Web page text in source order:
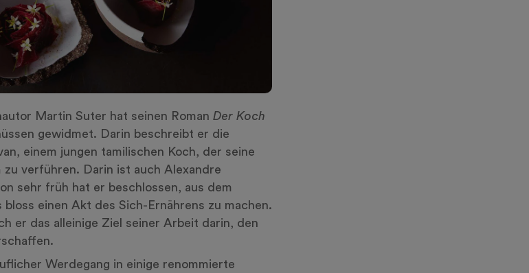
Martin Suter hat seinen Roman Der Koch
gewidmet. Darin beschreibt er die
einem jungen tamilischen Koch, der seine
zu verführen. Darin ist auch Alexandre
sehr früh hat er beschlossen, aus dem
bloss einen Akt des Sich-Ernährens zu machen.
er das alleinige Ziel seiner Arbeit darin, den
Werdegang in einige renommierte